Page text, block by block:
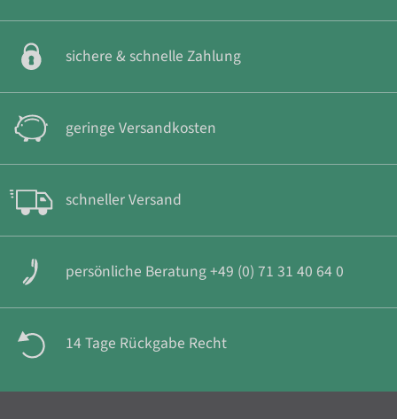
sichere & schnelle Zahlung
geringe Versandkosten
schneller Versand
persönliche Beratung +49 (0) 71 31 40 64 0
14 Tage Rückgabe Recht